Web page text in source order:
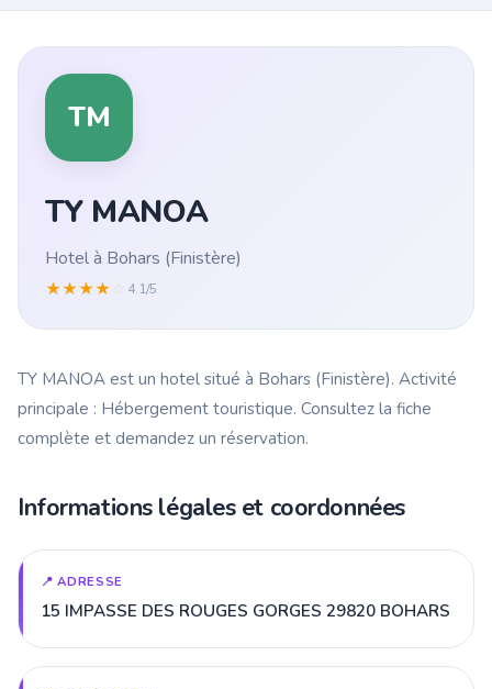
TM
TY MANOA
Hotel à Bohars (Finistère)
★★★★ 4.1/5
TY MANOA est un hotel situé à Bohars (Finistère). Activité
principale : Hébergement touristique. Consultez la fiche
complète et demandez un réservation.
Informations légales et coordonnées
📍 ADRESSE
15 IMPASSE DES ROUGES GORGES 29820 BOHARS